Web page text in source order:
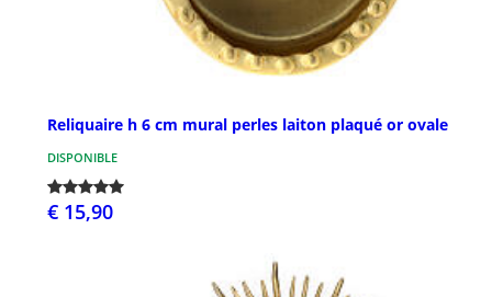
Reliquaire h 6 cm mural perles laiton plaqué or ovale
DISPONIBLE
€ 15,90